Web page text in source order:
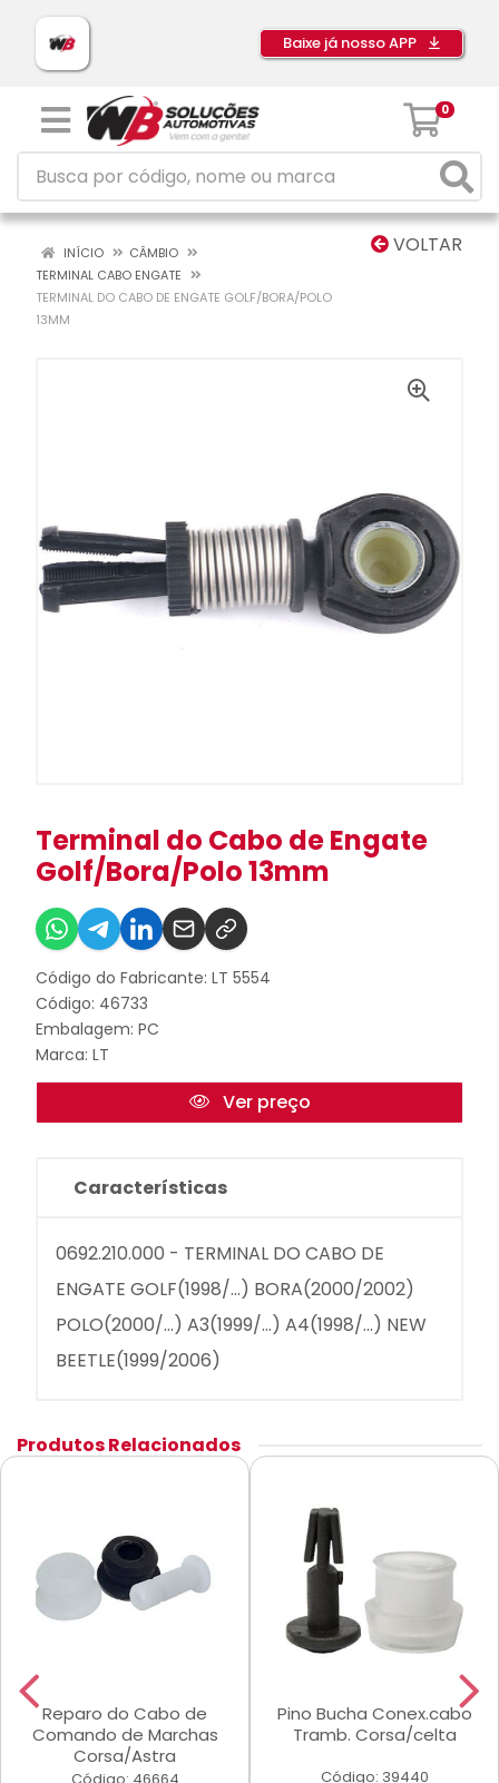
Baixe já nosso APP
0
VOLTAR
INÍCIO
CÂMBIO
TERMINAL CABO ENGATE
TERMINAL DO CABO DE ENGATE GOLF/BORA/POLO
13MM
Terminal do Cabo de Engate
Golf/Bora/Polo 13mm
Código do Fabricante: LT 5554
Código: 46733
Embalagem: PC
Marca: LT
Ver preço
Características
0692.210.000 - TERMINAL DO CABO DE
ENGATE GOLF(1998/...) BORA(2000/2002)
POLO(2000/...) A3(1999/...) A4(1998/...) NEW
BEETLE(1999/2006)
Produtos Relacionados
Reparo do Cabo de
Comando de Marchas
Corsa/Astra
Pino Bucha Conex.cabo
Tramb. Corsa/celta
Código: 39440